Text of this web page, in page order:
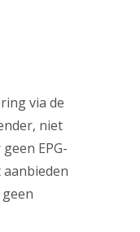
via de
niet
EPG-